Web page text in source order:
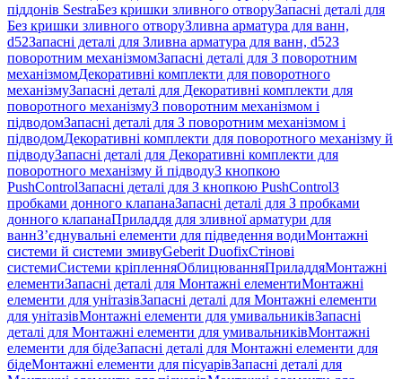
піддонів SestraБез кришки зливного отворуЗапасні деталі для
Без кришки зливного отворуЗливна арматура для ванн,
d52Запасні деталі для Зливна арматура для ванн, d52З
поворотним механізмомЗапасні деталі для З поворотним
механізмомДекоративні комплекти для поворотного
механізмуЗапасні деталі для Декоративні комплекти для
поворотного механізмуЗ поворотним механізмом і
підводомЗапасні деталі для З поворотним механізмом і
підводомДекоративні комплекти для поворотного механізму й
підводуЗапасні деталі для Декоративні комплекти для
поворотного механізму й підводуЗ кнопкою
PushControlЗапасні деталі для З кнопкою PushControlЗ
пробками донного клапанаЗапасні деталі для З пробками
донного клапанаПриладдя для зливної арматури для
ваннЗ’єднувальні елементи для підведення водиМонтажні
системи й системи змивуGeberit DuofixСтінові
системиСистеми кріпленняОблицюванняПриладдяМонтажні
елементиЗапасні деталі для Монтажні елементиМонтажні
елементи для унітазівЗапасні деталі для Монтажні елементи
для унітазівМонтажні елементи для умивальниківЗапасні
деталі для Монтажні елементи для умивальниківМонтажні
елементи для бідеЗапасні деталі для Монтажні елементи для
бідеМонтажні елементи для пісуарівЗапасні деталі для